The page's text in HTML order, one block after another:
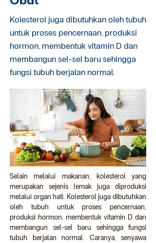
Kolesterol juga dibutuhkan oleh tubuh
untuk proses pencernaan, produksi
hormon, membentuk vitamin D dan
membangun sel-sel baru sehingga
fungsi tubuh berjalan normal.
Selain melalui makanan, kolesterol yang
merupakan sejenis lemak juga diproduksi
melalui organ hati. Kolesterol juga dibutuhkan
oleh tubuh untuk proses pencernaan,
produksi hormon, membentuk vitamin D dan
membangun sel-sel baru sehingga fungsi
tubuh berjalan normal. Caranya, senyawa